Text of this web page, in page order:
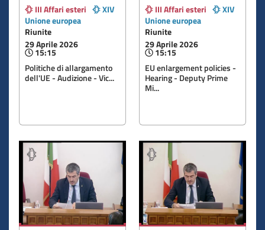
III Affari esteri
XIV
Unione europea
Riunite
29 Aprile 2026
15:15
Politiche di allargamento
dell'UE - Audizione - Vic...
III Affari esteri
XIV
Unione europea
Riunite
29 Aprile 2026
15:15
EU enlargement policies -
Hearing - Deputy Prime
Mi...